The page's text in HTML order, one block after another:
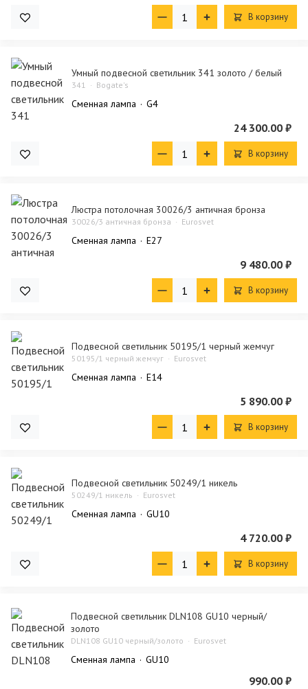
В корзину
Умный подвесной светильник 341 золото / белый
341 Bogate's
Сменная лампа G4
24 300.00 ₽
В корзину
Люстра потолочная 30026/3 античная бронза
30026/3 античная бронза Eurosvet
Сменная лампа E27
9 480.00 ₽
В корзину
Подвесной светильник 50195/1 черный жемчуг
50195/1 черный жемчуг Eurosvet
Сменная лампа E14
5 890.00 ₽
В корзину
Подвесной светильник 50249/1 никель
50249/1 никель Eurosvet
Сменная лампа GU10
4 720.00 ₽
В корзину
Подвесной светильник DLN108 GU10 черный/
золото
DLN108 GU10 черный/золото Eurosvet
Сменная лампа GU10
990.00 ₽